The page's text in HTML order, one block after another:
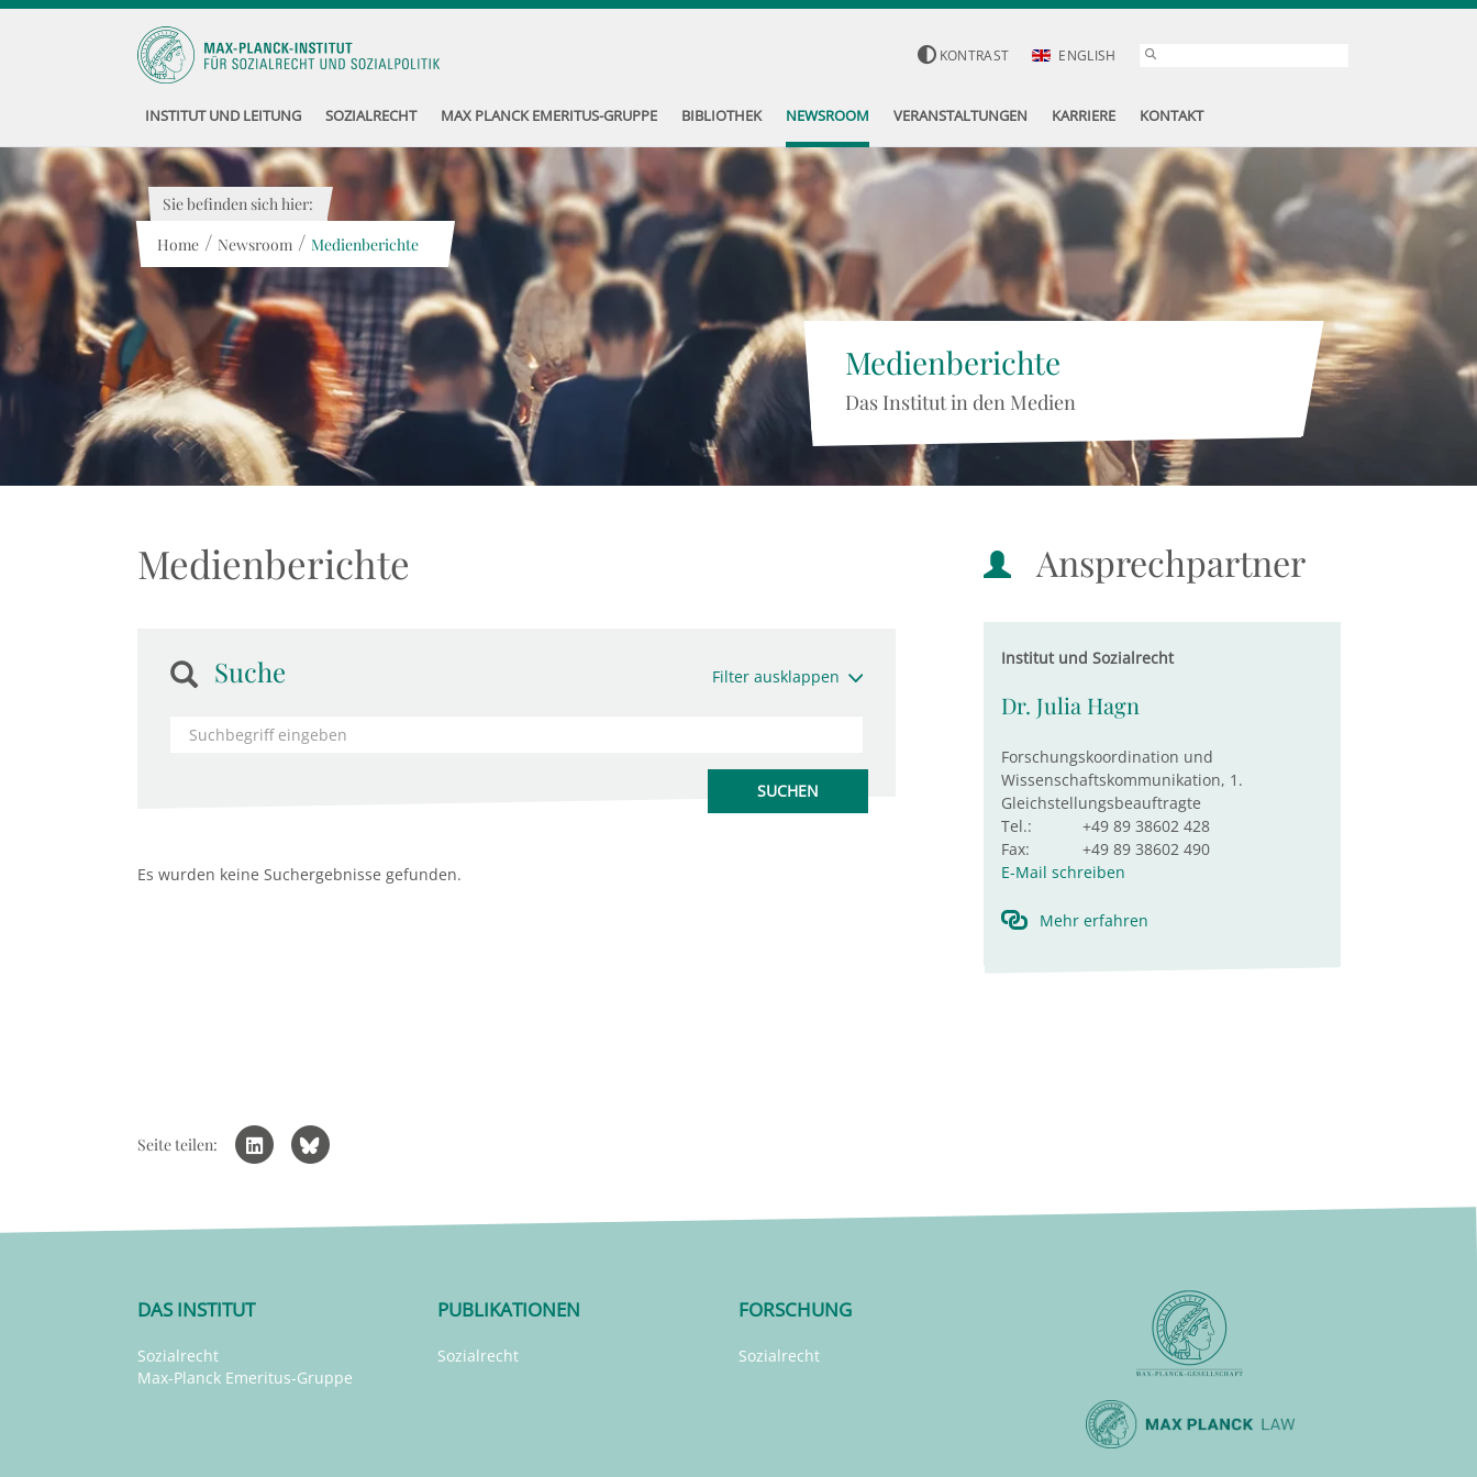
KONTRAST ENGLISH
INSTITUT UND LEITUNG SOZIALRECHT MAX PLANCK EMERITUS-GRUPPE BIBLIOTHEK NEWSROOM VERANSTALTUNGEN KARRIERE KONTAKT
Medienberichte
Das Institut in den Medien
Sie befinden sich hier:
Home / Newsroom / Medienberichte
Medienberichte
Suche Filter ausklappen
Es wurden keine Suchergebnisse gefunden.
Ansprechpartner
Institut und Sozialrecht
Dr. Julia Hagn
Forschungskoordination und
Wissenschaftskommunikation, 1.
Gleichstellungsbeauftragte
Tel.:
+49 89 38602 428
Fax:
+49 89 38602 490
E-Mail schreiben
Mehr erfahren
Seite teilen:
DAS INSTITUT
Sozialrecht
Max-Planck Emeritus-Gruppe
PUBLIKATIONEN
Sozialrecht
FORSCHUNG
Sozialrecht